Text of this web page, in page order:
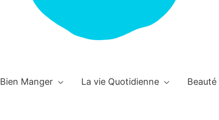
Bien Manger La vie Quotidienne Beauté